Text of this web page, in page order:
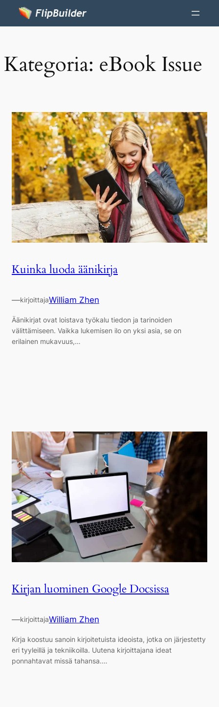
Kategoria: eBook Issue
Kuinka luoda äänikirja
—kirjoittajaWilliam Zhen
Äänikirjat ovat loistava työkalu tiedon ja tarinoiden
välittämiseen. Vaikka lukemisen ilo on yksi asia, se on
erilainen mukavuus,…
Kirjan luominen Google Docsissa
—kirjoittajaWilliam Zhen
Kirja koostuu sanoin kirjoitetuista ideoista, jotka on järjestetty
eri tyyleillä ja tekniikoilla. Uutena kirjoittajana ideat
ponnahtavat missä tahansa.…